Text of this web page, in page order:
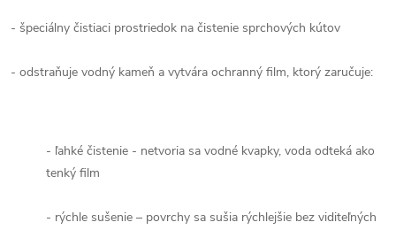
- špeciálny čistiaci prostriedok na čistenie sprchových kútov
- odstraňuje vodný kameň a vytvára ochranný film, ktorý zaručuje:
- ľahké čistenie - netvoria sa vodné kvapky, voda odteká ako
tenký film
- rýchle sušenie – povrchy sa sušia rýchlejšie bez viditeľných